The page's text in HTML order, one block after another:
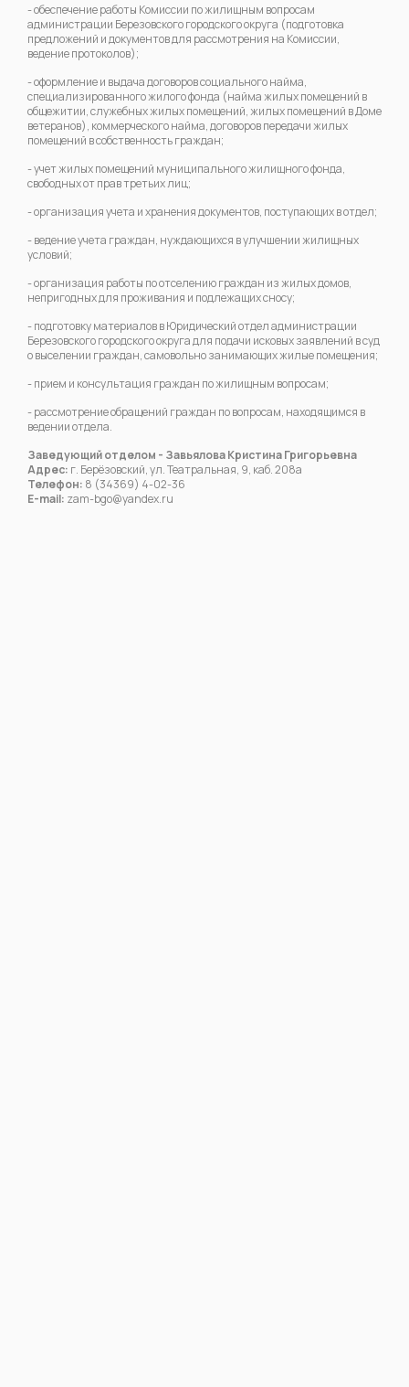
- обеспечение работы Комиссии по жилищным вопросам
администрации Березовского городского округа (подготовка
предложений и документов для рассмотрения на Комиссии,
ведение протоколов);
- оформление и выдача договоров социального найма,
специализированного жилого фонда (найма жилых помещений в
общежитии, служебных жилых помещений, жилых помещений в Доме
ветеранов), коммерческого найма, договоров передачи жилых
помещений в собственность граждан;
- учет жилых помещений муниципального жилищного фонда,
свободных от прав третьих лиц;
- организация учета и хранения документов, поступающих в отдел;
- ведение учета граждан, нуждающихся в улучшении жилищных
условий;
- организация работы по отселению граждан из жилых домов,
непригодных для проживания и подлежащих сносу;
- подготовку материалов в Юридический отдел администрации
Березовского городского округа для подачи исковых заявлений в суд
о выселении граждан, самовольно занимающих жилые помещения;
- прием и консультация граждан по жилищным вопросам;
- рассмотрение обращений граждан по вопросам, находящимся в
ведении отдела.
Заведующий отделом - Завьялова Кристина Григорьевна
Адрес: г. Берёзовский, ул. Театральная, 9, каб. 208а
Телефон: 8 (34369) 4-02-36
E-mail: zam-bgo@yandex.ru